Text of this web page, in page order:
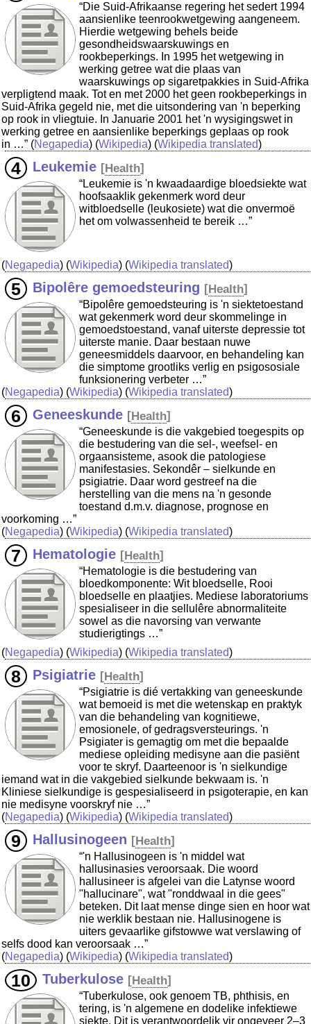
“Die Suid-Afrikaanse regering het sedert 1994
aansienlike teenrookwetgewing aangeneem.
Hierdie wetgewing behels beide
gesondheidswaarskuwings en
rookbeperkings. In 1995 het wetgewing in
werking getree wat die plaas van
waarskuwings op sigaretpakkies in Suid-Afrika
verpligtend maak. Tot en met 2000 het geen rookbeperkings in
Suid-Afrika gegeld nie, met die uitsondering van 'n beperking
op rook in vliegtuie. In Januarie 2001 het 'n wysigingswet in
werking getree en aansienlike beperkings geplaas op rook
in …” (Negapedia) (Wikipedia) (Wikipedia translated)
Leukemie [Health]
“Leukemie is 'n kwaadaardige bloedsiekte wat
hoofsaaklik gekenmerk word deur
witbloedselle (leukosiete) wat die onvermoë
het om volwassenheid te bereik …”
(Negapedia) (Wikipedia) (Wikipedia translated)
Bipolêre gemoedsteuring [Health]
“Bipolêre gemoedsteuring is 'n siektetoestand
wat gekenmerk word deur skommelinge in
gemoedstoestand, vanaf uiterste depressie tot
uiterste manie. Daar bestaan nuwe
geneesmiddels daarvoor, en behandeling kan
die simptome grootliks verlig en psigososiale
funksionering verbeter …”
(Negapedia) (Wikipedia) (Wikipedia translated)
Geneeskunde [Health]
“Geneeskunde is die vakgebied toegespits op
die bestudering van die sel-, weefsel- en
orgaansisteme, asook die patologiese
manifestasies. Sekondêr – sielkunde en
psigiatrie. Daar word gestreef na die
herstelling van die mens na 'n gesonde
toestand d.m.v. diagnose, prognose en
voorkoming …”
(Negapedia) (Wikipedia) (Wikipedia translated)
Hematologie [Health]
“Hematologie is die bestudering van
bloedkomponente: Wit bloedselle, Rooi
bloedselle en plaatjies. Mediese laboratoriums
spesialiseer in die sellulêre abnormaliteite
sowel as die navorsing van verwante
studierigtings …”
(Negapedia) (Wikipedia) (Wikipedia translated)
Psigiatrie [Health]
“Psigiatrie is dié vertakking van geneeskunde
wat bemoeid is met die wetenskap en praktyk
van die behandeling van kognitiewe,
emosionele, of gedragsversteurings. 'n
Psigiater is gemagtig om met die bepaalde
mediese opleiding medisyne aan die pasiënt
voor te skryf. Daarteenoor is 'n sielkundige
iemand wat in die vakgebied sielkunde bekwaam is. 'n
Kliniese sielkundige is gespesialiseerd in psigoterapie, en kan
nie medisyne voorskryf nie …”
(Negapedia) (Wikipedia) (Wikipedia translated)
Hallusinogeen [Health]
“'n Hallusinogeen is 'n middel wat
hallusinasies veroorsaak. Die woord
hallusineer is afgelei van die Latynse woord
"hallucinare", wat "ronddwaal in die gees"
beteken. Dit laat mense dinge sien en hoor wat
nie werklik bestaan nie. Hallusinogene is
uiters gevaarlike gifstowwe wat verslawing of
selfs dood kan veroorsaak …”
(Negapedia) (Wikipedia) (Wikipedia translated)
Tuberkulose [Health]
“Tuberkulose, ook genoem TB, phthisis, en
tering, is 'n algemene en dodelike infektiewe
siekte. Dit is verantwoordelik vir ongeveer 2–3